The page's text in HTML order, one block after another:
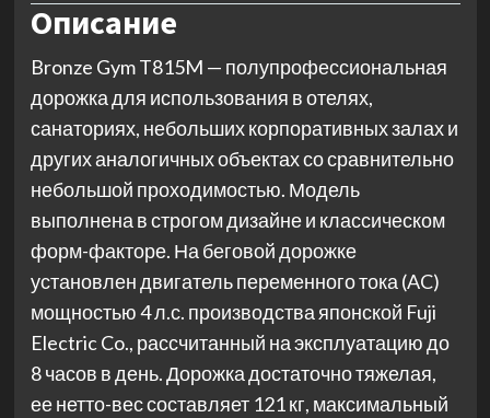
Описание
Bronze Gym T815M — полупрофессиональная
дорожка для использования в отелях,
санаториях, небольших корпоративных залах и
других аналогичных объектах со сравнительно
небольшой проходимостью. Модель
выполнена в строгом дизайне и классическом
форм-факторе. На беговой дорожке
установлен двигатель переменного тока (AC)
мощностью 4 л.с. производства японской Fuji
Electric Co., рассчитанный на эксплуатацию до
8 часов в день. Дорожка достаточно тяжелая,
ее нетто-вес составляет 121 кг, максимальный